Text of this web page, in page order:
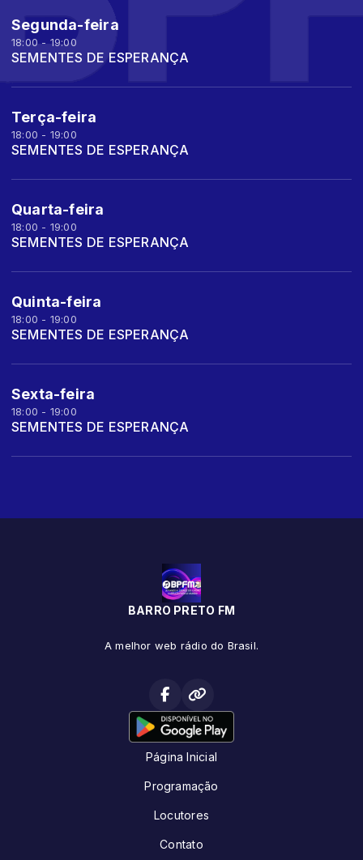
Segunda-feira
18:00 - 19:00
SEMENTES DE ESPERANÇA
Terça-feira
18:00 - 19:00
SEMENTES DE ESPERANÇA
Quarta-feira
18:00 - 19:00
SEMENTES DE ESPERANÇA
Quinta-feira
18:00 - 19:00
SEMENTES DE ESPERANÇA
Sexta-feira
18:00 - 19:00
SEMENTES DE ESPERANÇA
BARRO PRETO FM
A melhor web rádio do Brasil.
Página Inicial
Programação
Locutores
Contato